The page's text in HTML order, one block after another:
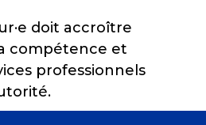
·e doit accroître
compétence et
professionnels